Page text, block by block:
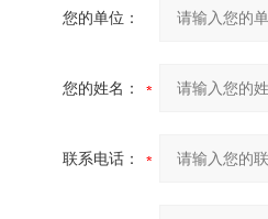
您的单位：
您的姓名：
联系电话：